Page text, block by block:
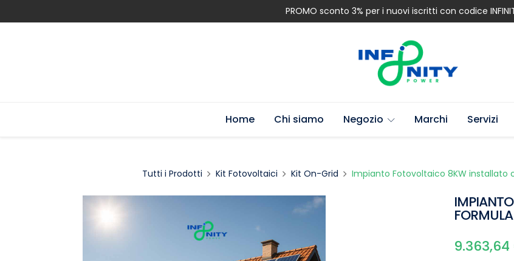
PROMO sconto 3% per i nuovi iscritti con codice
Home Chi siamo Negozio Marchi Servizi
Tutti i Prodotti Kit Fotovoltaici Kit On-Grid Impianto Fotovoltaico 8KW installato
9.363,64